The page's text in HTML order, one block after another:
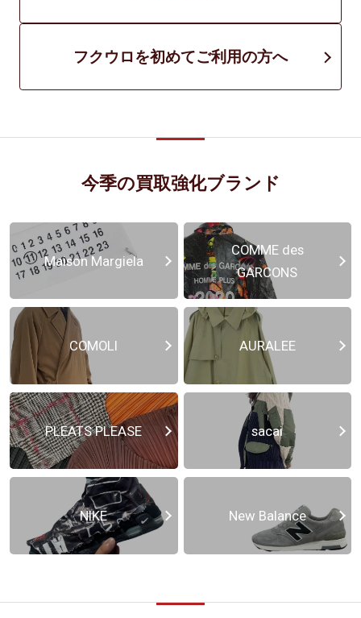
フクウロを初めてご利用の方へ
今季の買取強化ブランド
Maison Margiela
COMME des
GARCONS
COMOLI AURALEE
PLEATS PLEASE sacai
NIKE New Balance